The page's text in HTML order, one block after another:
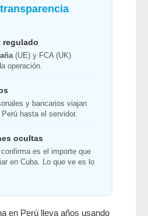
regulado
(UE) y FCA (UK)
operación.
y bancarios viajan
hasta el servidor.
ocultas
es el importe que
en Cuba. Lo que ve es lo
en Perú lleva años usando